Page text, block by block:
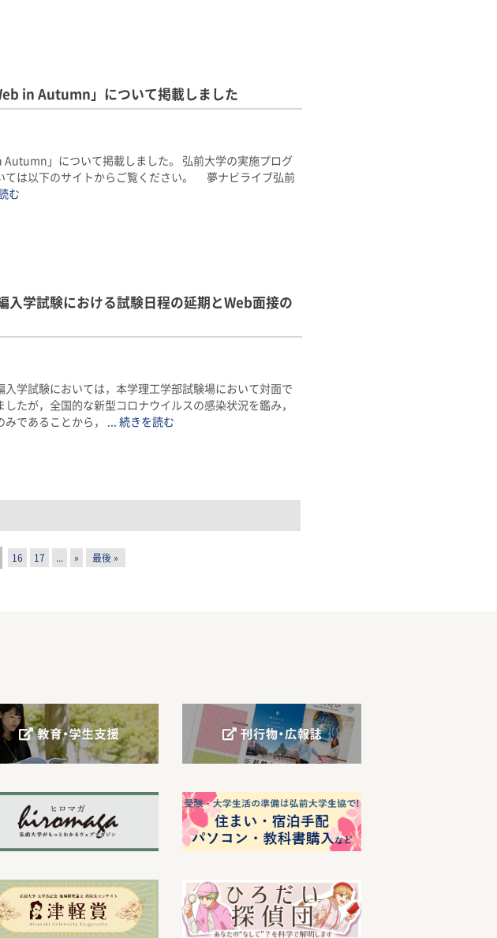
in Autumn」について掲載しました
Autumn」について掲載しました。 弘前大学の実施プログ
ては以下のサイトからご覧ください。 夢ナビライブ弘前
む
学試験における試験日程の延期とWeb面接の
入学試験においては，本学理工学部試験場において対面で
たが，全国的な新型コロナウイルスの感染状況を鑑み，
であることから，
... 続きを読む
16 17 » 最後 »